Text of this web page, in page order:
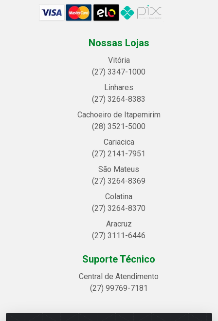
Nossas Lojas
Vitória
(27) 3347-1000
Linhares
(27) 3264-8383
Cachoeiro de Itapemirim
(28) 3521-5000
Cariacica
(27) 2141-7951
São Mateus
(27) 3264-8369
Colatina
(27) 3264-8370
Aracruz
(27) 3111-6446
Suporte Técnico
Central de Atendimento
(27) 99769-7181